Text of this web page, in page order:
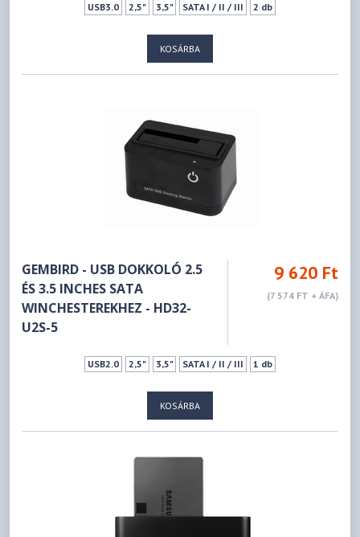
USB3.0 2,5" 3,5" SATA I / II / III 2 db
KOSÁRBA
GEMBIRD - USB DOKKOLÓ 2.5
ÉS 3.5 INCHES SATA
WINCHESTEREKHEZ - HD32-
U2S-5
9 620 Ft
(7 574 FT + ÁFA)
USB2.0 2,5" 3,5" SATA I / II / III 1 db
KOSÁRBA